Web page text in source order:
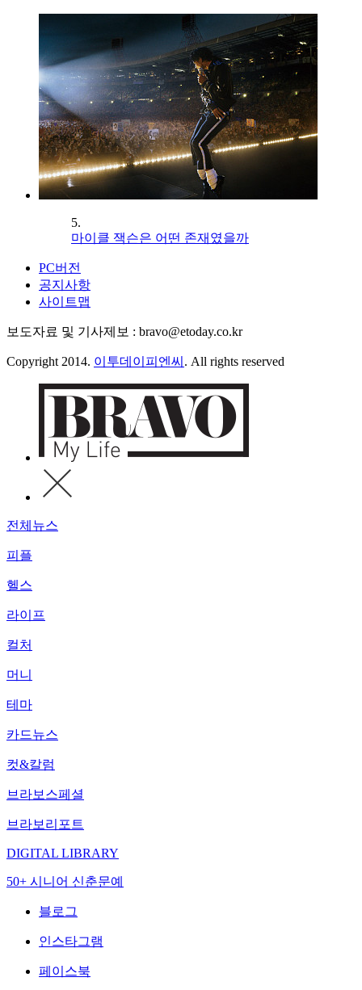
5.
마이클 잭슨은 어떤 존재였을까
PC버전
공지사항
사이트맵
보도자료 및 기사제보 : bravo@etoday.co.kr
Copyright 2014. 이투데이피엔씨 . All rights reserved
전체뉴스
피플
헬스
라이프
컬처
머니
테마
카드뉴스
컷&칼럼
브라보스페셜
브라보리포트
DIGITAL LIBRARY
50+ 시니어 신춘문예
블로그
인스타그램
페이스북